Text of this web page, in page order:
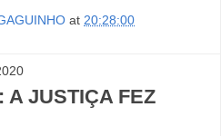
at 20:28:00
A JUSTIÇA FEZ